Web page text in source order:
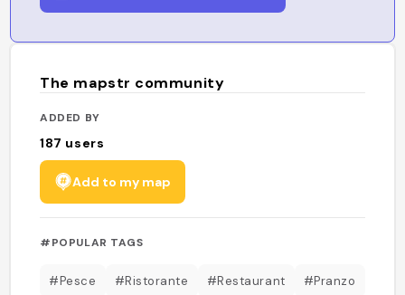
The mapstr community
ADDED BY
187 users
Add to my map
#POPULAR TAGS
#Pesce #Ristorante #Restaurant #Pranzo